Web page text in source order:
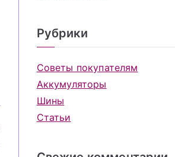
Рубрики
Советы покупателям
Аккумуляторы
Шины
Статьи